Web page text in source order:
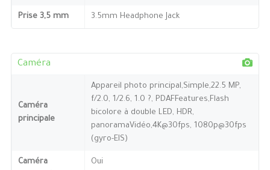
Prise 3,5 mm 3.5mm Headphone Jack
Caméra
Caméra
principale
Appareil photo principal,Simple,22.5 MP,
f/2.0, 1/2.6, 1.0 ?, PDAFFeatures,Flash
bicolore à double LED, HDR,
panoramaVidéo,4K@30fps, 1080p@30fps
(gyro-EIS)
Caméra
Oui